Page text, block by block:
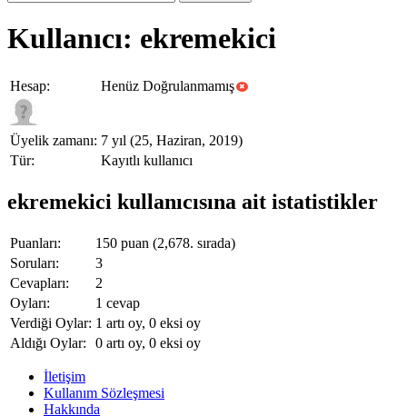
Kullanıcı: ekremekici
Hesap: Henüz Doğrulanmamış
Üyelik zamanı: 7 yıl (25, Haziran, 2019)
Tür:
Kayıtlı kullanıcı
ekremekici kullanıcısına ait istatistikler
Puanları: 150 puan (2,678. sırada)
Soruları:
3
Cevapları:
2
Oyları:
1 cevap
Verdiği Oylar: 1 artı oy, 0 eksi oy
Aldığı Oylar:
0 artı oy, 0 eksi oy
İletişim
Kullanım Sözleşmesi
Hakkında